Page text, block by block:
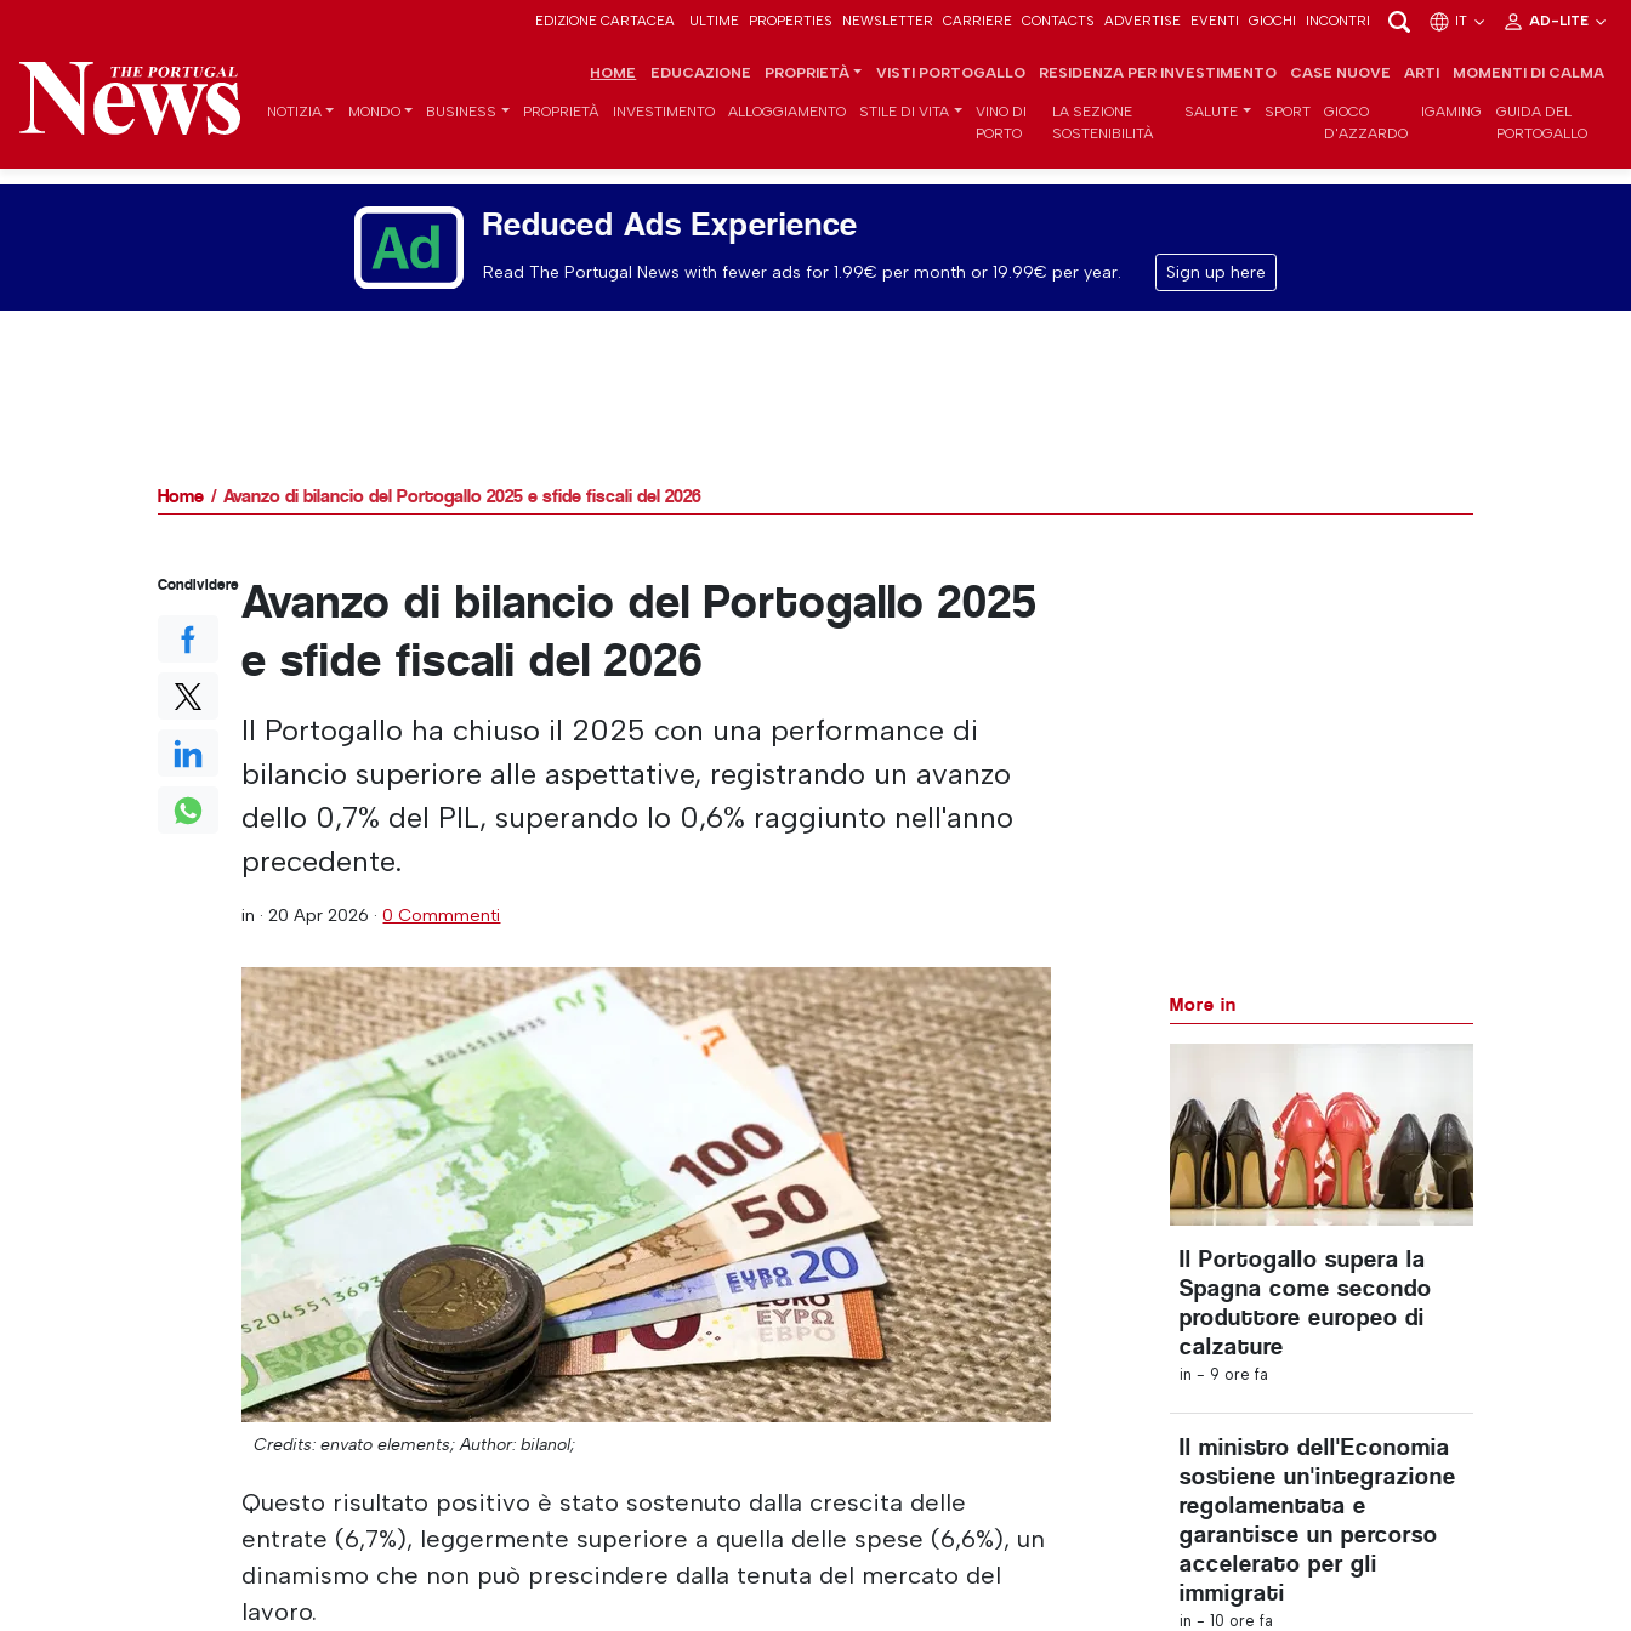
EDIZIONE CARTACEA ULTIME PROPERTIES NEWSLETTER CARRIERE CONTACTS ADVERTISE EVENTI GIOCHI INCONTRI IT AD-LITE
HOME EDUCAZIONE PROPRIETÀ VISTI PORTOGALLO RESIDENZA PER INVESTIMENTO CASE NUOVE ARTI MOMENTI DI CALMA
NOTIZIA MONDO BUSINESS PROPRIETÀ INVESTIMENTO ALLOGGIAMENTO STILE DI VITA
VINO DI
PORTO
LA SEZIONE
SOSTENIBILITÀ
SALUTE SPORT
GIOCO
D'AZZARDO
IGAMING
GUIDA DEL
PORTOGALLO
Reduced Ads Experience
Read The Portugal News with fewer ads for 1.99€ per month or 19.99€ per year. Sign up here
Home Avanzo di bilancio del Portogallo 2025 e sfide fiscali del 2026
Avanzo di bilancio del Portogallo 2025
e sfide fiscali del 2026
Il Portogallo ha chiuso il 2025 con una performance di
bilancio superiore alle aspettative, registrando un avanzo
dello 0,7% del PIL, superando lo 0,6% raggiunto nell'anno
precedente.
in ·20 Apr 2026 ·0 Commmenti
Credits: envato elements; Author: bilanol;
Questo risultato positivo è stato sostenuto dalla crescita delle
entrate (6,7%), leggermente superiore a quella delle spese (6,6%), un
dinamismo che non può prescindere dalla tenuta del mercato del
lavoro.
Condividere
More in
Il Portogallo supera la
Spagna come secondo
produttore europeo di
calzature
in - 9 ore fa
Il ministro dell'Economia
sostiene un'integrazione
regolamentata e
garantisce un percorso
accelerato per gli
immigrati
in - 10 ore fa